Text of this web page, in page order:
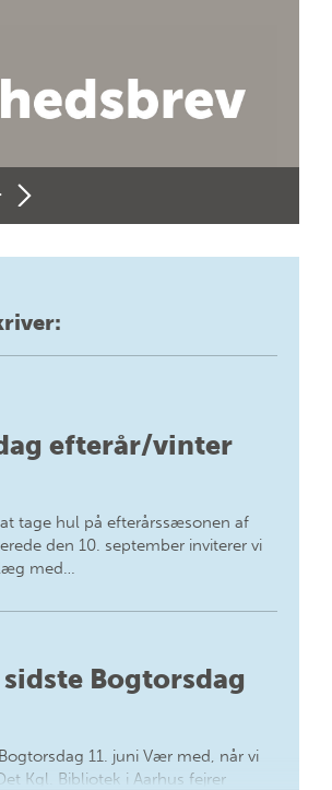
efterår/vinter
tage hul på efterårssæsonen af
den 10. september inviterer vi
med…
Bogtorsdag
11. juni Vær med, når vi
Kgl. Bibliotek i Aarhus fejrer